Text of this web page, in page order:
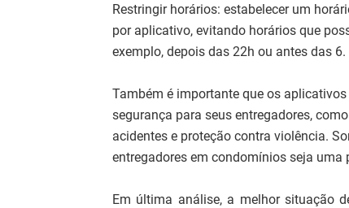
Restringir horários: estabelecer um
por aplicativo, evitando horários que
exemplo, depois das 22h ou antes das 6.
Também é importante que os
segurança para seus entregadores,
acidentes e proteção contra violência.
entregadores em condomínios seja
Em última análise, a melhor situação